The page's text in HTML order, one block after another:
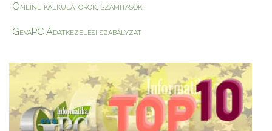
Online kalkulátorok, számítások
GevaPC Adatkezelési szabályzat